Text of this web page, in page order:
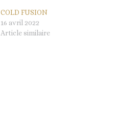
COLD FUSION
16 avril 2022
Article similaire